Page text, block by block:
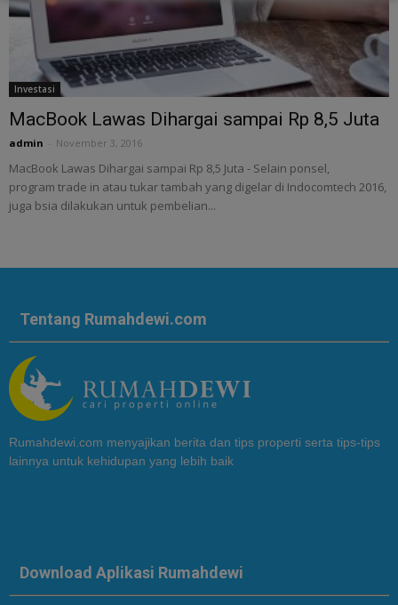
Investasi
MacBook Lawas Dihargai sampai Rp 8,5 Juta
admin November 3, 2016
MacBook Lawas Dihargai sampai Rp 8,5 Juta - Selain ponsel,
program trade in atau tukar tambah yang digelar di Indocomtech 2016,
juga bsia dilakukan untuk pembelian...
Tentang Rumahdewi.com
Rumahdewi.com menyajikan berita dan tips properti serta tips-tips
lainnya untuk kehidupan yang lebih baik
Download Aplikasi Rumahdewi